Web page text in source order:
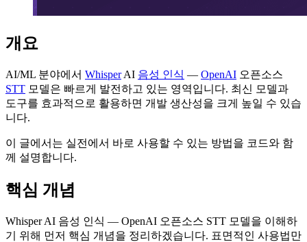
개요
AI/ML 분야에서 WhisperAI 음성 인식 — OpenAI 오픈소스
STT 모델은 빠르게 발전하고 있는 영역입니다. 최신 모델과
도구를 효과적으로 활용하면 개발 생산성을 크게 높일 수 있습
니다.
이 글에서는 실전에서 바로 사용할 수 있는 방법을 코드와 함
께 설명합니다.
핵심 개념
Whisper AI 음성 인식 — OpenAI 오픈소스 STT 모델을 이해하
기 위해 먼저 핵심 개념을 정리하겠습니다. 표면적인 사용법만